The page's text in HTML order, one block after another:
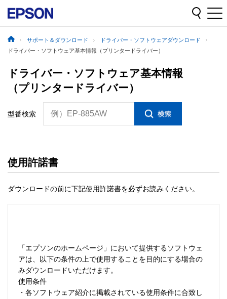
サポート＆ダウンロード
ドライバー・ソフトウェアダウンロード
ドライバー・ソフトウェア基本情報（プリンタードライバー）
ドライバー・ソフトウェア基本情報
（プリンタードライバー）
型番検索 例）EP-885AW
使用許諾書
ダウンロードの前に下記使用許諾書を必ずお読みください。
「エプソンのホームページ」において提供するソフトウェ
アは、以下の条件の上で使用することを目的にする場合の
みダウンロードいただけます。
使用条件
・各ソフトウェア紹介に掲載されている使用条件に合致し